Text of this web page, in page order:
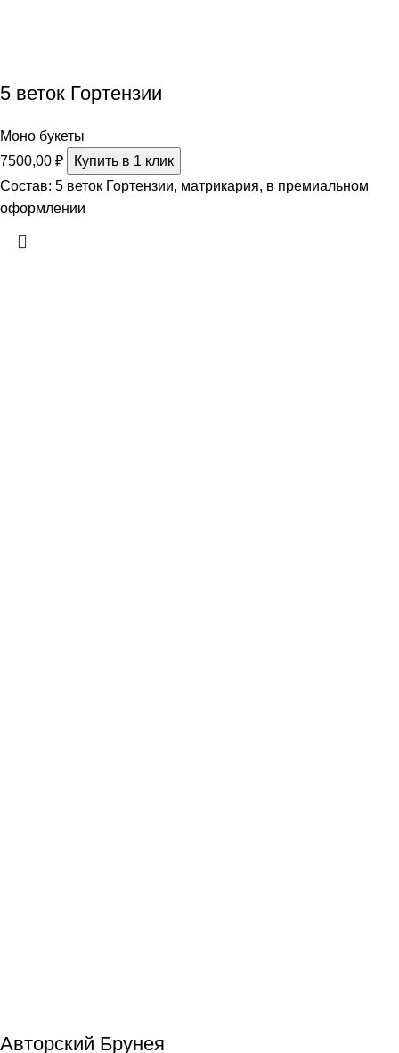
5 веток Гортензии
Моно букеты
7500,00 ₽
Купить в 1 клик
Состав: 5 веток Гортензии, матрикария, в премиальном
оформлении
Авторский Брунея